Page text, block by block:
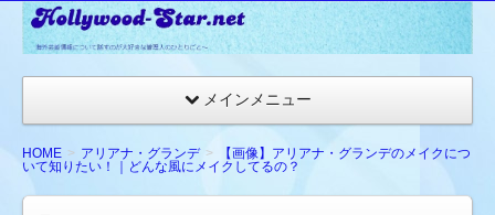
☆
ウ
ッ
ド
ス
メインメニュー
HOME アリアナ・グランデ
【画像】アリアナ・グランデのメイクにつ
いて知りたい！｜どんな風にメイクしてるの？